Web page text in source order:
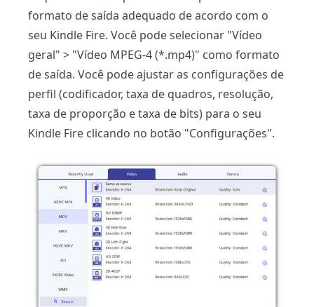
formato de saída adequado de acordo com o
seu Kindle Fire. Você pode selecionar "Vídeo
geral" > "Vídeo MPEG-4 (*.mp4)" como formato
de saída. Você pode ajustar as configurações de
perfil (codificador, taxa de quadros, resolução,
taxa de proporção e taxa de bits) para o seu
Kindle Fire clicando no botão "Configurações".